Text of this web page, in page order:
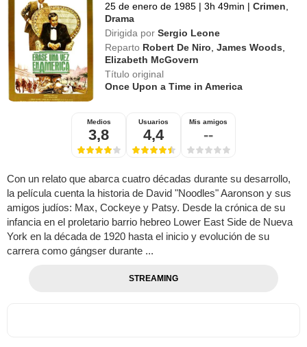
25 de enero de 1985 | 3h 49min | Crimen
Drama
Dirigida por Sergio Leone
Reparto Robert De Niro ,James Woods
Elizabeth McGovern
Título original
Once Upon a Time in America
Medios
3,8
Usuarios
4,4
Mis amigos
--
Con un relato que abarca cuatro décadas durante su desarrollo,
la película cuenta la historia de David "Noodles" Aaronson y sus
amigos judíos: Max, Cockeye y Patsy. Desde la crónica de su
infancia en el proletario barrio hebreo Lower East Side de Nueva
York en la década de 1920 hasta el inicio y evolución de su
carrera como gángser durante ...
STREAMING